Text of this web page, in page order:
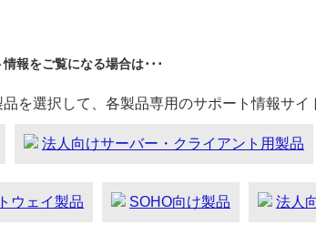
報をご覧になる場合は･･･
を選択して、各製品専用のサポート情報サイ
法人向けサーバー・クライアント用製品
ウェイ製品 SOHO向け製品 法人